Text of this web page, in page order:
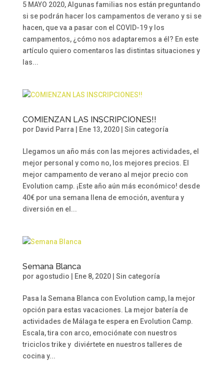
5 MAYO 2020, Algunas familias nos están preguntando
si se podrán hacer los campamentos de verano y si se
hacen, que va a pasar con el COVID-19 y los
campamentos, ¿cómo nos adaptaremos a él? En este
artículo quiero comentaros las distintas situaciones y
las...
COMIENZAN LAS INSCRIPCIONES!!
por David Parra Ene 13, 2020| Sin categoría
Llegamos un año más con las mejores actividades, el
mejor personal y como no, los mejores precios. El
mejor campamento de verano al mejor precio con
Evolution camp. ¡Este año aún más económico! desde
40€ por una semana llena de emoción, aventura y
diversión en el...
Semana Blanca
por agostudio Ene 8, 2020| Sin categoría
Pasa la Semana Blanca con Evolution camp, la mejor
opción para estas vacaciones. La mejor batería de
actividades de Málaga te espera en Evolution Camp.
Escala, tira con arco, emociónate con nuestros
triciclos trike y diviértete en nuestros talleres de
cocina y...